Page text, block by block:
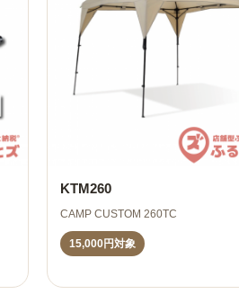
KTM260
CAMP CUSTOM 260TC
15,000円対象